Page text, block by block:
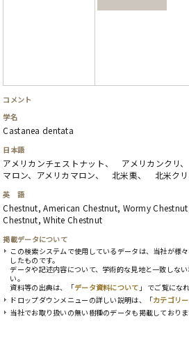
コメント
学名
Castanea dentata
日本語
アメリカンチェストナット、 アメリカンクリ
マロン、アメリカマロン、 北米栗、 北米クリ
英 語
Chestnut, American Chestnut, Wormy
Chestnut, White Chestnut
掲載データについて
この検索システムで使用しているデータは、当社が様
したものです。
データや記述内容について、学術的な見地と一致しな
い。
資料等の出典は、「データ資料について 」 でご覧にな
ドロップダウンメニューの詳しい説明は、「カテゴリ
当社でお取り扱いの無い樹種のデータも掲載しておりま